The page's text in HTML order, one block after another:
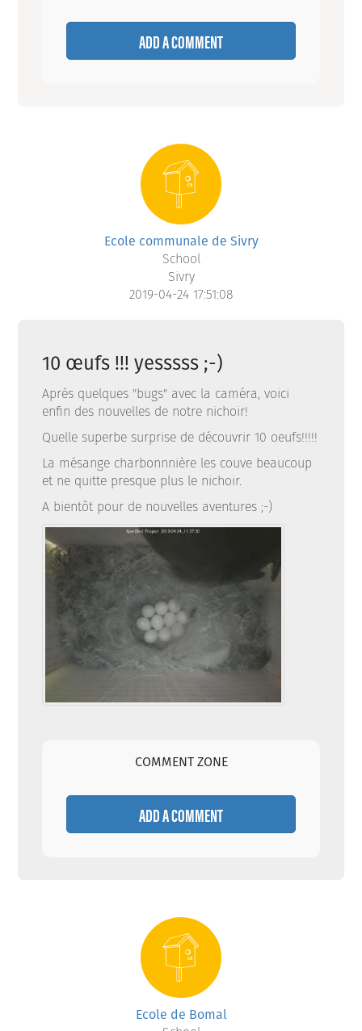
ADD A COMMENT
Ecole communale de Sivry
School
Sivry
2019-04-24 17:51:08
10 œufs !!! yesssss ;-)
Après quelques "bugs" avec la caméra, voici
enfin des nouvelles de notre nichoir!
Quelle superbe surprise de découvrir 10 oeufs!!!!!
La mésange charbonnnière les couve beaucoup
et ne quitte presque plus le nichoir.
A bientôt pour de nouvelles aventures ;-)
COMMENT ZONE
ADD A COMMENT
Ecole de Bomal